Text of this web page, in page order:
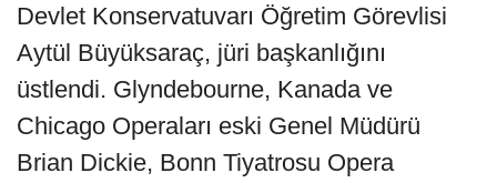
Devlet Konservatuvarı Öğretim Görevlisi
Aytül Büyüksaraç, jüri başkanlığını
üstlendi. Glyndebourne, Kanada ve
Chicago Operaları eski Genel Müdürü
Brian Dickie, Bonn Tiyatrosu Opera